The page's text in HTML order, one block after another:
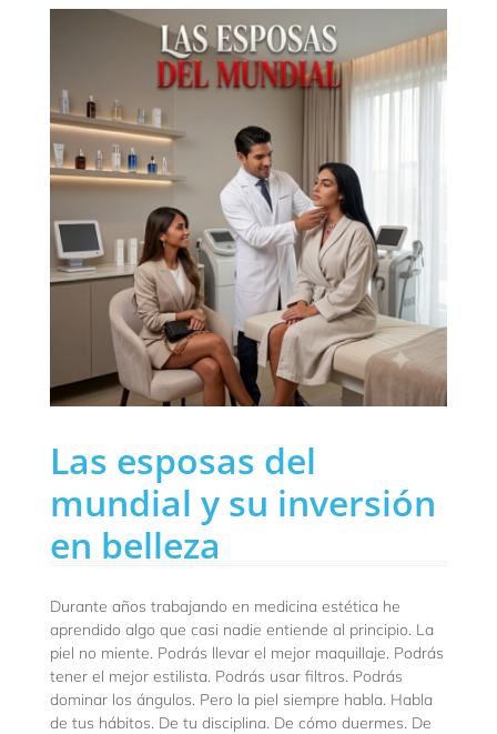
Las esposas del
mundial y su inversión
en belleza
Durante años trabajando en medicina estética he
aprendido algo que casi nadie entiende al principio. La
piel no miente. Podrás llevar el mejor maquillaje. Podrás
tener el mejor estilista. Podrás usar filtros. Podrás
dominar los ángulos. Pero la piel siempre habla. Habla
de tus hábitos. De tu disciplina. De cómo duermes. De